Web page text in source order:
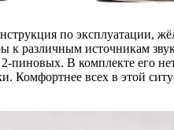
по эксплуатации,
различным источникам
пиновых. В комплекте его
Комфортнее всех в этой